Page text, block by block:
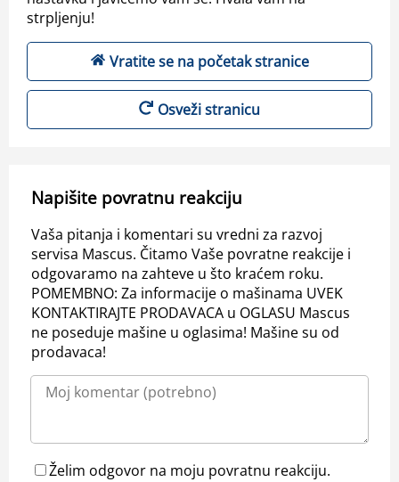
strpljenju!
Vratite se na početak stranice
Osveži stranicu
Napišite povratnu reakciju
Vaša pitanja i komentari su vredni za razvoj
servisa Mascus. Čitamo Vaše povratne reakcije i
odgovaramo na zahteve u što kraćem roku.
POMEMBNO: Za informacije o mašinama UVEK
KONTAKTIRAJTE PRODAVACA u OGLASU Mascus
ne poseduje mašine u oglasima! Mašine su od
prodavaca!
Želim odgovor na moju povratnu reakciju.